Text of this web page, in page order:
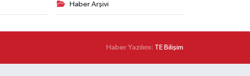
Haber Arşivi
Haber Yazılımı: TE Bilişim